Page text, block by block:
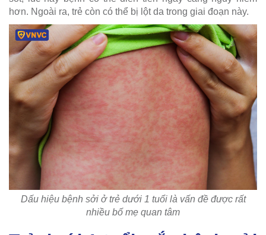
hơn. Ngoài ra, trẻ còn có thể bị lột da trong giai đoạn này.
Dấu hiệu bệnh sởi ở trẻ dưới 1 tuổi là vấn đề được rất
nhiều bố mẹ quan tâm